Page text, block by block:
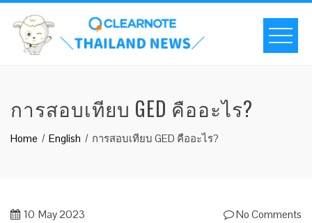
การสอบเทียบ GED คืออะไร?
Home English การสอบเทียบ GED คืออะไร?
10 May 2023 No Comments